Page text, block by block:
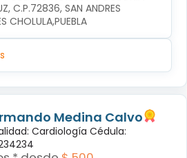
C.P.72836, SAN ANDRES
CHOLULA,PUEBLA
Medina Calvo
Cardiología Cédula: